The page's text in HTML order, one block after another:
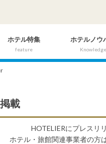
ホテル特集
feature
ホテルノウ
Knowledge
載
HOTELIERにプレスリ
ホテル・旅館関連事業者の方